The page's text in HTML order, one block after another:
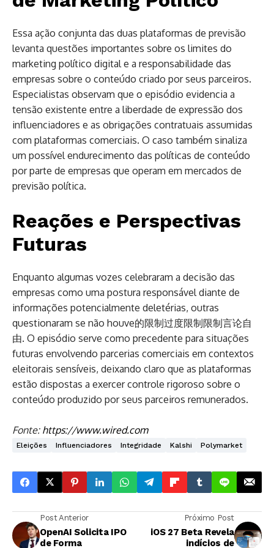
Essa ação conjunta das duas plataformas de previsão
levanta questões importantes sobre os limites do
marketing político digital e a responsabilidade das
empresas sobre o conteúdo criado por seus parceiros.
Especialistas observam que o episódio evidencia a
tensão existente entre a liberdade de expressão dos
influenciadores e as obrigações contratuais assumidas
com plataformas comerciais. O caso também sinaliza
um possível endurecimento das políticas de conteúdo
por parte de empresas que operam em mercados de
previsão política.
Reações e Perspectivas
Futuras
Enquanto algumas vozes celebraram a decisão das
empresas como uma postura responsável diante de
informações potencialmente deletérias, outras
questionaram se não houve的限制过度限制限制言论自
由. O episódio serve como precedente para situações
futuras envolvendo parcerias comerciais em contextos
eleitorais sensíveis, deixando claro que as plataformas
estão dispostas a exercer controle rigoroso sobre o
conteúdo produzido por seus parceiros remunerados.
Fonte: https://www.wired.com
Eleições Influenciadores Integridade Kalshi Polymarket
Post Anterior
OpenAI Solicita IPO
de Forma
Próximo Post
iOS 27 Beta Revela
indícios de